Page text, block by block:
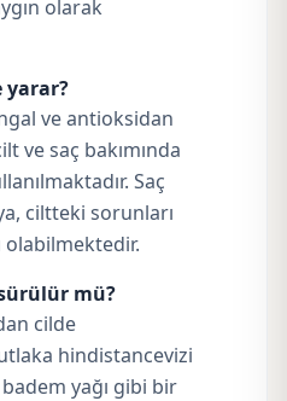
olarak
yarar?
ve antioksidan
ve saç bakımında
Saç
ciltteki sorunları
olabilmektedir.
mü?
cilde
hindistancevizi
badem yağı gibi bir